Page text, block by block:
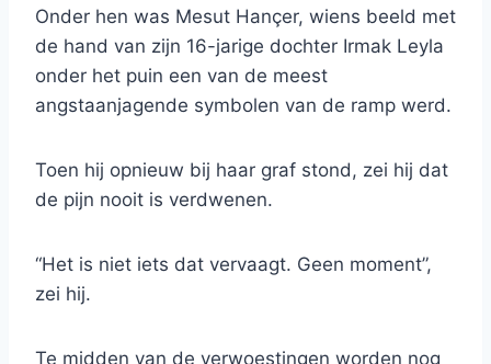
Onder hen was Mesut Hançer, wiens beeld met
de hand van zijn 16-jarige dochter Irmak Leyla
onder het puin een van de meest
angstaanjagende symbolen van de ramp werd.
Toen hij opnieuw bij haar graf stond, zei hij dat
de pijn nooit is verdwenen.
“Het is niet iets dat vervaagt. Geen moment”,
zei hij.
Te midden van de verwoestingen worden nog